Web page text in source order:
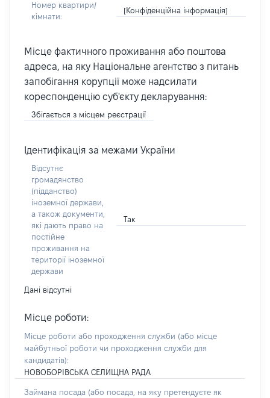
Номер квартири/
кімнати:
[Конфіденційна інформація]
Місце фактичного проживання або поштова
адреса, на яку Національне агентство з питань
запобігання корупції може надсилати
кореспонденцію суб'єкту декларування:
Збігається з місцем реєстрації
Ідентифікація за межами України
Відсутнє
громадянство
(підданство)
іноземної держави,
а також документи,
які дають право на
постійне
проживання на
території іноземної
держави
Так
Дані відсутні
Місце роботи:
Місце роботи або проходження служби (або місце
майбутньої роботи чи проходження служби для
кандидатів):
НОВОБОРІВСЬКА СЕЛИЩНА РАДА
Займана посада (або посада, на яку претендуєте як